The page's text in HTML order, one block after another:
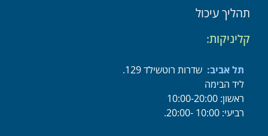
תהליך עיכול
קליניקות:
תל אביב: שדרות רוטשילד 129.
ליד הבימה
ראשון: 10:00-20:00
רביעי: 10:00 -20:00.